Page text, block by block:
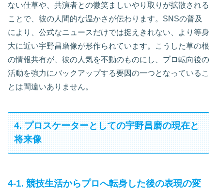
ない仕草や、共演者との微笑ましいやり取りが拡散される
ことで、彼の人間的な温かさが伝わります。SNSの普及
により、公式なニュースだけでは捉えきれない、より等身
大に近い宇野昌磨像が形作られています。こうした草の根
の情報共有が、彼の人気を不動のものにし、プロ転向後の
活動を強力にバックアップする要因の一つとなっているこ
とは間違いありません。
4. プロスケーターとしての宇野昌磨の現在と
将来像
4-1. 競技生活からプロへ転身した後の表現の変